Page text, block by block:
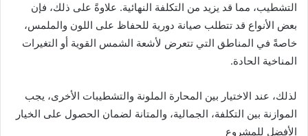
التشطيب، مما قد يزيد من التكلفة النهائية. علاوةً على ذلك، فإن
بعض الأنواع قد تتطلب صيانة دورية للحفاظ على اللون والملمس،
خاصةً في المناطق التي تتعرض لأشعة الشمس القوية أو التغيرات
المناخية الحادة.
لذلك، عند الاختيار بين المحارة الملونة والتشطيبات الأخرى، يجب
الموازنة بين التكلفة، الجمالية، والمتانة لضمان الحصول على الخيار
الأفضل للمشروع